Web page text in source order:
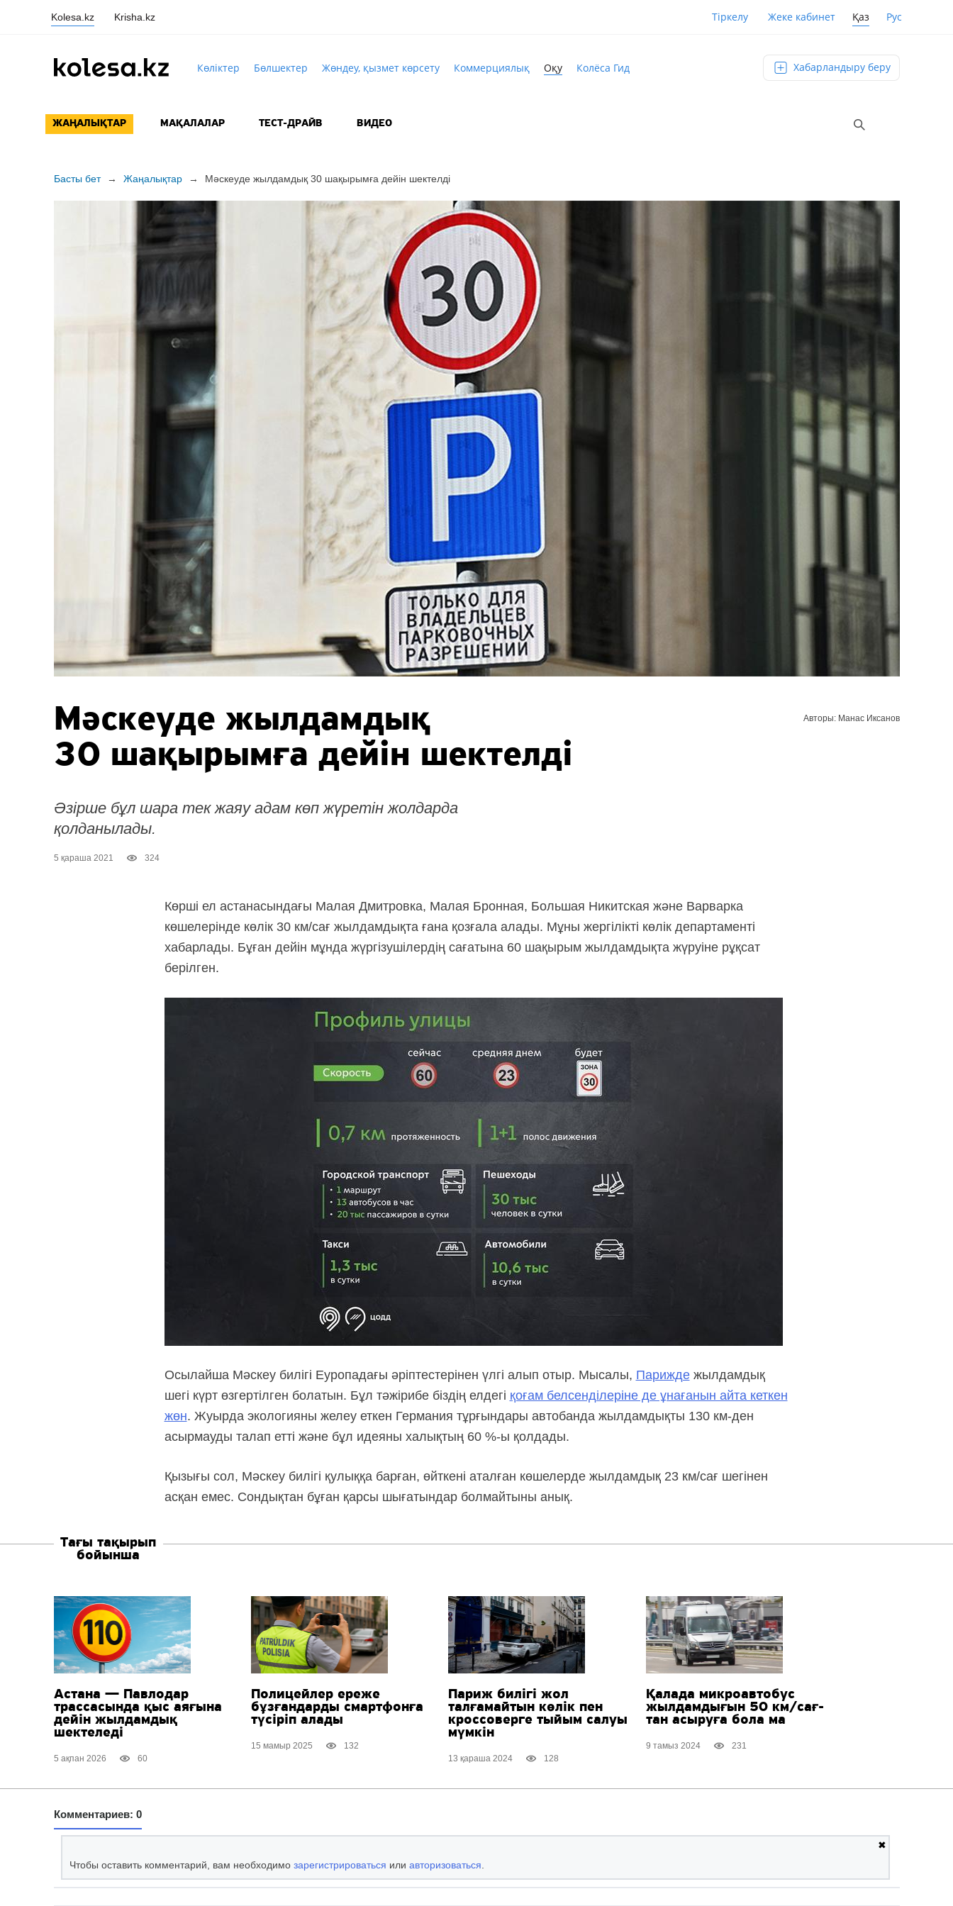
Kolesa.kz Krisha.kz Тіркелу Жеке кабинет Қаз Рус
Көліктер Бөлшектер Жөндеу, қызмет көрсету Коммерциялық Оқу Колёса Гид Хабарландыру беру
ЖАҢАЛЫҚТАР МАҚАЛАЛАР ТЕСТ-ДРАЙВ ВИДЕО
Басты бет → Жаңалықтар → Мәскеуде жылдамдық 30 шақырымға дейін шектелді
Мәскеуде жылдамдық
30 шақырымға дейін шектелді
Әзірше бұл шара тек жаяу адам көп жүретін жолдарда
қолданылады.
5 қараша 2021 324
Авторы: Манас Иксанов
Көрші ел астанасындағы Малая Дмитровка, Малая Бронная, Большая Никитская және Варварка
көшелерінде көлік 30 км/сағ жылдамдықта ғана қозғала алады. Мұны жергілікті көлік департаменті
хабарлады. Бұған дейін мұнда жүргізушілердің сағатына 60 шақырым жылдамдықта жүруіне рұқсат
берілген.
Осылайша Мәскеу билігі Еуропадағы әріптестерінен үлгі алып отыр. Мысалы, Париждежылдамдық
шегі күрт өзгертілген болатын. Бұл тәжірибе біздің елдегі қоғам белсенділеріне де ұнағанын айта кеткен
жөн. Жуырда экологияны желеу еткен Германия тұрғындары автобанда жылдамдықты 130 км-ден
асырмауды талап етті және бұл идеяны халықтың 60 %-ы қолдады.
Қызығы сол, Мәскеу билігі қулыққа барған, өйткені аталған көшелерде жылдамдық 23 км/сағ шегінен
асқан емес. Сондықтан бұған қарсы шығатындар болмайтыны анық.
Тағы тақырып
бойынша
Астана — Павлодар
трассасында қыс аяғына
дейін жылдамдық
шектеледі
5 ақпан 2026 60
Полицейлер ереже
бұзғандарды смартфонға
түсіріп алады
15 мамыр 2025 132
Париж билігі жол
талғамайтын көлік пен
кроссоверге тыйым салуы
мүмкін
13 қараша 2024 128
Қалада микроавтобус
жылдамдығын 50 км/сағ-
тан асыруға бола ма
9 тамыз 2024 231
Комментариев: 0
✖
Чтобы оставить комментарий, вам необходимо зарегистрироваться или авторизоваться.